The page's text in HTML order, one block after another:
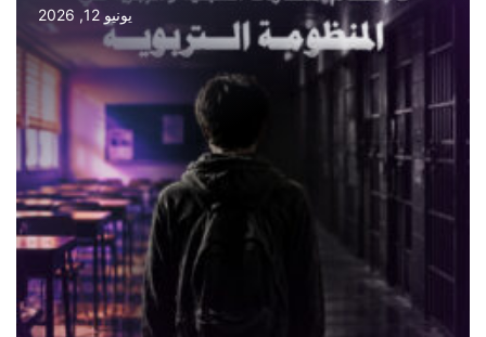
يونيو 12, 2026